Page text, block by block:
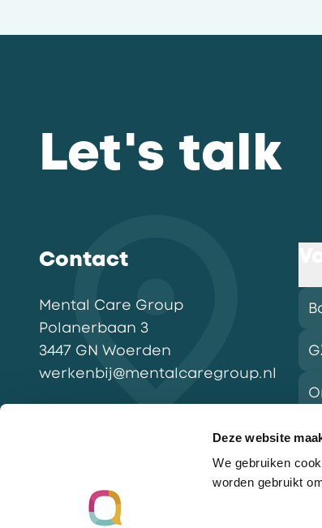
Deze website
We gebruiken
worden gebruikt
Let's talk
Contact
Mental Care Group
Polanerbaan 3
3447 GN Woerden
werkenbij@mentalcaregroup.nl
Ga naar de homepagina